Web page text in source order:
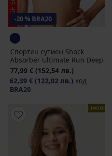
-20 % BRA20
Спортен сутиен Shock
Absorber Ultimate Run Deep
77,99 € (152,54 лв.)
62,39 € (122,02 лв.) код
BRA20
LIMITED